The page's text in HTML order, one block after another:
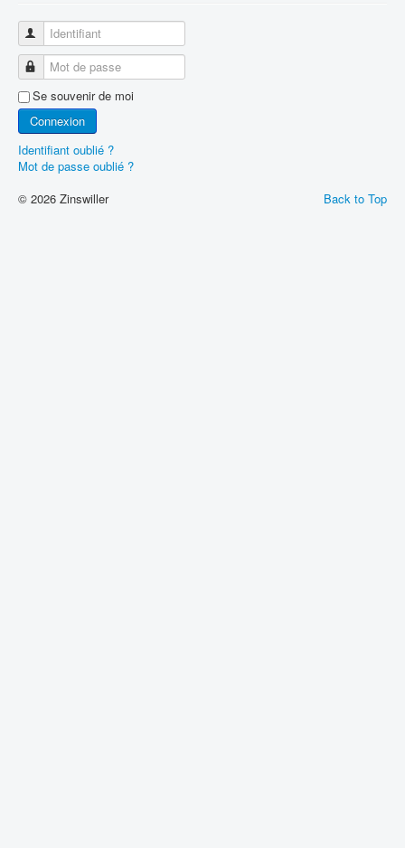
Identifiant
Mot de passe
Se souvenir de moi
Connexion
Identifiant oublié ?
Mot de passe oublié ?
Back to Top
© 2026 Zinswiller